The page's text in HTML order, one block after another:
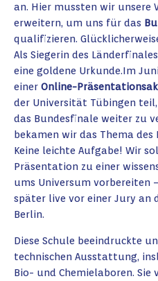
an. Hier mussten wir unsere
erweitern, um uns für das
qualifizieren.
Als Siegerin des
eine goldene Urkunde.Im
einer Online-
der Universität Tübingen
das Bundesfinale weiter zu
bekamen wir das Thema des
Keine leichte Aufgabe! Wir
Präsentation zu einer
ums Universum vorbereiten
später live vor einer Jury an
Berlin.
Diese Schule beeindruckte
technischen Ausstattung,
Bio- und Chemielaboren. Sie